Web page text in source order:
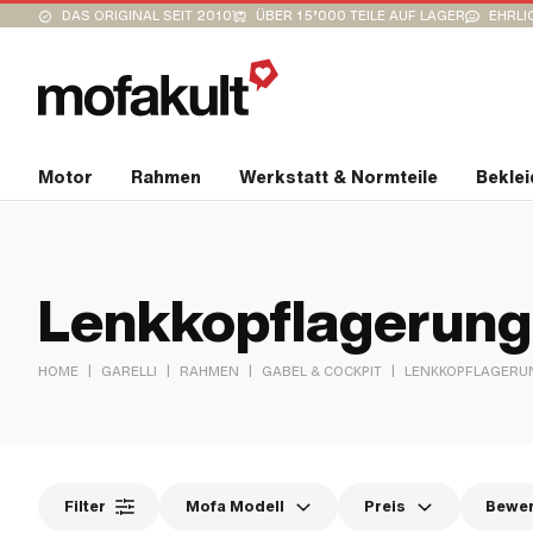
DAS ORIGINAL SEIT 2010 ÜBER 15’000 TEILE AUF LAGER
Motor Rahmen Werkstatt & Normteile
Lenkkopflagerung
HOME | GARELLI | RAHMEN | GABEL & COCKPIT |
Filter Mofa Modell Preis